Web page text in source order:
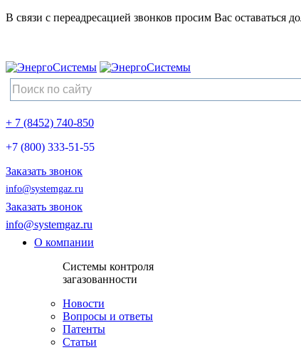
В связи с переадресацией звонков просим Вас оставаться
+ 7 (8452) 740-850
+7 (800) 333-51-55
Заказать звонок
info@systemgaz.ru
Заказать звонок
info@systemgaz.ru
О компании
Системы контроля
загазованности
Новости
Вопросы и ответы
Патенты
Статьи